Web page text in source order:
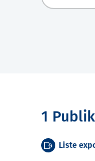
1
Liste